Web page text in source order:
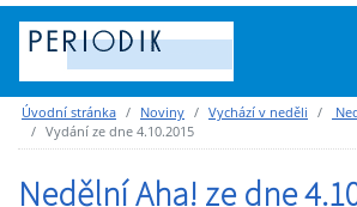
Úvodní stránka Noviny Vychází v neděli
Vydání ze dne 4.10.2015
Nedělní Aha! ze dne